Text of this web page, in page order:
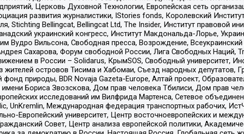
Церковь Духовной Технологии, Европейская сеть
развития журналистики, IStories fonds, Королевский
Stichting Bellingcat, Bellingcat Ltd, The Insider, Институт правовой
украинский конгресс, Институт Макдональда-Лорье,
Вудро Вильсона, Свободная пресса, Возрождение,
Сахарова, Форум свободной России, Лига Свободных Наций,
в России – Solidarus, КрымSOS, Свободный университет,
островов Тисима и Хабомаи, Съезд народных депутатов,
фонд природы, BDR Novaja Gazeta-Europe, Алтай проект,
Бориса Звозскова, Дом прав человека Тбилиси, Дом прав
исследований им Вилфрида Мартенса, Сетевое
UnKremlin, Международная федерация транспортных рабочих,
Европейский университет, Центр восточноевропейских и
Совет, Центр анализа европейской политики,